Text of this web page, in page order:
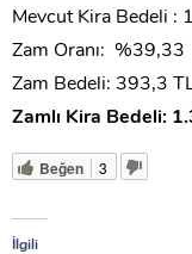
Mevcut Kira Bedeli :
Zam Oranı: %39,33
Zam Bedeli: 393,3
Zamlı Kira Bedeli:
Beğen 3
İlgili